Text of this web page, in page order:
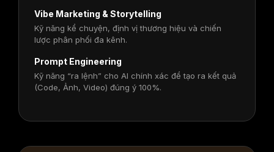
Vibe Marketing & Storytelling
Kỹ năng kể chuyện, định vị thương hiệu và chiến
lược phân phối đa kênh.
Prompt Engineering
Kỹ năng “ra lệnh” cho AI chính xác để tạo ra kết quả
(Code, Ảnh, Video) đúng ý 100%.